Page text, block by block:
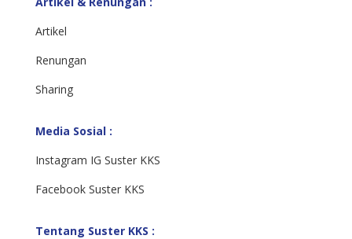
Artikel
Renungan
Sharing
Media Sosial :
Instagram IG Suster KKS
Facebook Suster KKS
Tentang Suster KKS :